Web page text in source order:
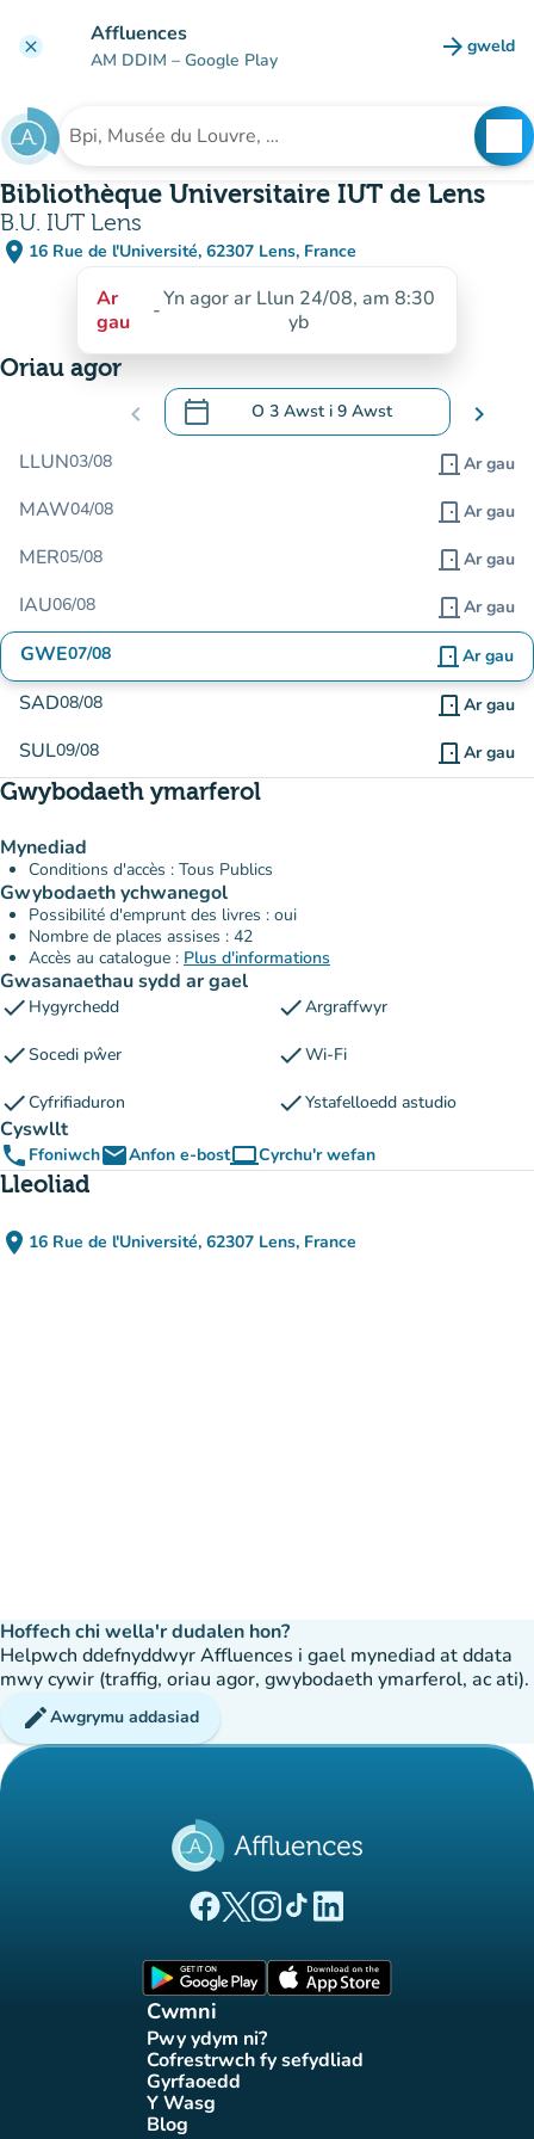
clear Affluences
AM DDIM – Google Play arrow_forward gweld
(tab
Chwilio am sefydliad
Bibliothèque Universitaire IUT de Lens
B.U. IUT Lens
place 16 Rue de l'Université, 62307 Lens, France
(agor yn Google Maps)
(tab newydd)
Ar
gau
-Yn agor ar Llun 24/08, am 8:30
yb
Oriau agor
chevron_left calendar_today O 3 Awst i 9 Awst
.Agor y calendr i newid dyddiadau chevron_right
LLUN03/08 door_front Ar gau
MAW04/08 door_front Ar gau
MER05/08 door_front Ar gau
IAU06/08 door_front Ar gau
GWE07/08 door_front Ar gau
SAD08/08 door_front Ar gau
SUL09/08 door_front Ar gau
Gwybodaeth ymarferol
Mynediad
Conditions d'accès : Tous Publics
Gwybodaeth ychwanegol
Possibilité d'emprunt des livres : oui
Nombre de places assises : 42
Accès au catalogue : Plus d'informations
Gwasanaethau sydd ar gael
check Hygyrchedd checkArgraffwyr
checkSocedi pŵer checkWi-Fi
checkCyfrifiaduron checkYstafelloedd astudio
Cyswllt
phone FfoniwchemailAnfon e-bostcomputerCyrchu'r wefan
(tab newydd)
Lleoliad
place 16 Rue de l'Université, 62307 Lens, France
(agor yn Google Maps)
(tab newydd)
Hoffech chi wella'r dudalen hon?
Helpwch ddefnyddwyr Affluences i gael mynediad at ddata
mwy cywir (traffig, oriau agor, gwybodaeth ymarferol, ac ati).
editAwgrymu addasiad
(tab newydd)
(tab newydd)
(tab newydd)
(tab newydd)
(tab newydd)
Cwmni
Pwy ydym ni?
(tab newydd)
Cofrestrwch fy sefydliad
(tab newydd)
Gyrfaoedd(tab newydd)
Y Wasg(tab newydd)
Blog